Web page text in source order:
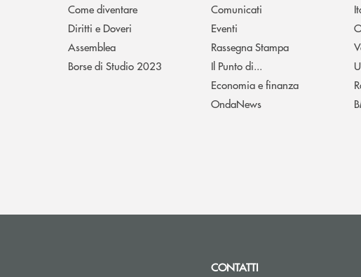
Come diventare
Diritti e Doveri
Assemblea
Borse di Studio 2023
Comunicati
Eventi
Rassegna Stampa
Il Punto di...
Economia e finanza
OndaNews
CONTATTI